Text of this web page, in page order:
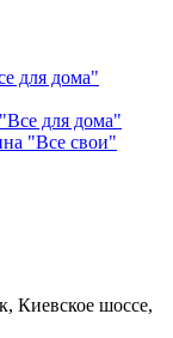
для дома"
для дома"
"Все свои"
Киевское шоссе,